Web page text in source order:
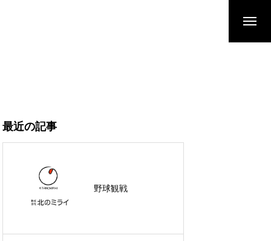
最近の記事
野球観戦